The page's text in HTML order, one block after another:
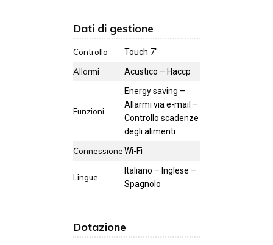
Dati di gestione
Controllo
Touch 7''
Allarmi
Acustico – Haccp
Funzioni
Energy saving –
Allarmi via e-mail –
Controllo scadenze
degli alimenti
ConnessioneWi-Fi
Lingue
Italiano – Inglese –
Spagnolo
Dotazione